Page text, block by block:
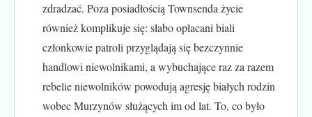
zdradzać. Poza posiadłością Townsenda życie
również komplikuje się: słabo opłacani biali
członkowie patroli przyglądają się bezczynnie
handlowi niewolnikami, a wybuchające raz za razem
rebelie niewolników powodują agresję białych rodzin
wobec Murzynów służących im od lat. To, co było